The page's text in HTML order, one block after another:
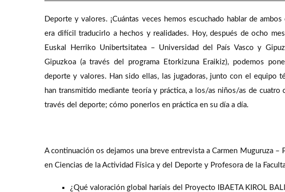
Deporte y valores. ¡Cuántas veces hemos escuchado hablar de
era difícil traducirlo a hechos y realidades. Hoy, después de ocho
Euskal Herriko Unibertsitatea – Universidad del País Vasco y
Gipuzkoa (a través del programa Etorkizuna Eraikiz), podemos
deporte y valores. Han sido ellas, las jugadoras, junto con el equipo
han transmitido mediante teoría y práctica, a los/as niños/as de cuatro
través del deporte; cómo ponerlos en práctica en su día a día.
A continuación os dejamos una breve entrevista a Carmen Muguruza
en Ciencias de la Actividad Física y del Deporte y Profesora de la
¿Qué valoración global haríais del Proyecto IBAETA KIROL